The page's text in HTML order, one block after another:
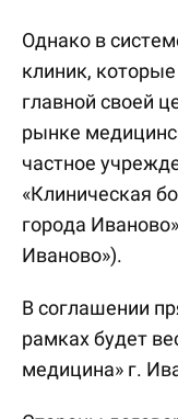
Однако в
клиник,
главной своей
рынке
частное
«Клиническая
города
Иваново»).
В соглашении
рамках будет
медицина» г.